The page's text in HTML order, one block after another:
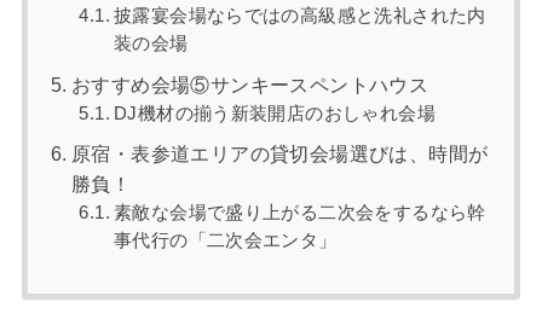
披露宴会場ならではの高級感と洗礼された内
装の会場
おすすめ会場⑤サンキースペントハウス
DJ機材の揃う新装開店のおしゃれ会場
原宿・表参道エリアの貸切会場選びは、時間が
勝負！
素敵な会場で盛り上がる二次会をするなら幹
事代行の「二次会エンタ」